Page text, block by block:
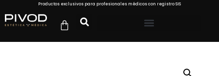
Productos exclusivos para profesionales médicos con registro SIS